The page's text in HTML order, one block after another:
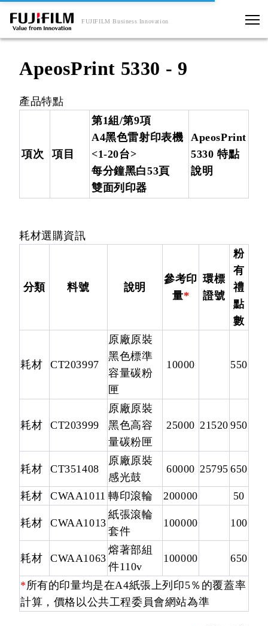
FUJIFILM Business Innovation
ApeosPrint 5330 - 9
產品特點
項次 項目
第1組/第9項
A4黑色雷射印表機
<1-20台>
每分鐘黑白53頁
雙面列印器
ApeosPrint
5330 特點
說明
耗材選購資訊
分類 料號 說明
參考印
量*
環標
證號
粉
有
禮
點
數
耗材 CT203997
原廠原裝
黑色標準
容量碳粉
匣
10000 550
耗材 CT203999
原廠原裝
黑色高容
量碳粉匣
25000 21520 950
耗材 CT351408
原廠原裝
感光鼓
60000 25795 650
耗材 CWAA1011 轉印滾輪 200000 50
耗材 CWAA1013
紙張滾輪
套件
100000 100
耗材 CWAA1063
熔著部組
件110v
100000 650
*所有的印量均是在A4紙張上列印5％的覆蓋率
計算，價格以公共工程委員會網站為準